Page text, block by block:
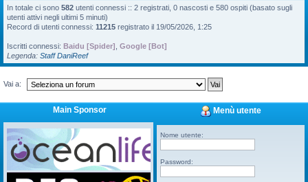
In totale ci sono 582 utenti connessi :: 2 registrati, 0 nascosti e 580 ospiti (basato sugli
utenti attivi negli ultimi 5 minuti)
Record di utenti connessi: 11215 registrato il 19/05/2026, 1:25
Iscritti connessi: Baidu [Spider] Google [Bot]
Legenda: Staff DaniReef
Vai a:
Main Sponsor Menù utente
Nome utente:
Password: